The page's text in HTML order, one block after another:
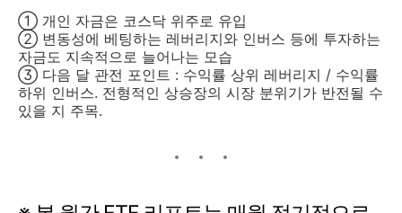
① 개인 자금은 코스닥 위주로 유입
② 변동성에 베팅하는 레버리지와 인버스 등에 투자하는
자금도 지속적으로 늘어나는 모습
③ 다음 달 관전 포인트 : 수익률 상위 레버리지 / 수익률
하위 인버스. 전형적인 상승장의 시장 분위기가 반전될 수
있을 지 주목.